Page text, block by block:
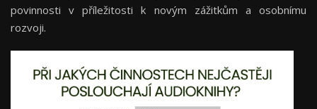
povinnosti v příležitosti k novým zážitkům a osobnímu
rozvoji.